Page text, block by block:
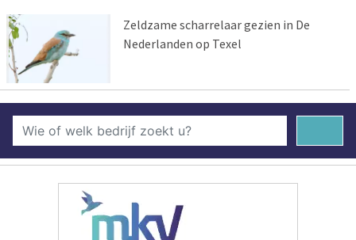
Zeldzame scharrelaar gezien in De
Nederlanden op Texel